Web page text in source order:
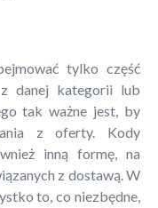
tylko część
danej kategorii lub
tak ważne jest, by
z oferty. Kody
inną formę, na
z dostawą. W
to, co niezbędne,